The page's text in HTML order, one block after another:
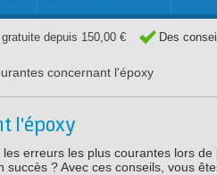
depuis 150,00 € Des
concernant l'époxy
l'époxy
erreurs les plus courantes lors
? Avec ces conseils, vous